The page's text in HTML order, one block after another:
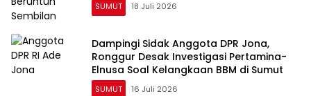
SUMUT 18 Juli 2026
Dampingi Sidak Anggota DPR Jona,
Ronggur Desak Investigasi Pertamina-
Elnusa Soal Kelangkaan BBM di Sumut
SUMUT 16 Juli 2026